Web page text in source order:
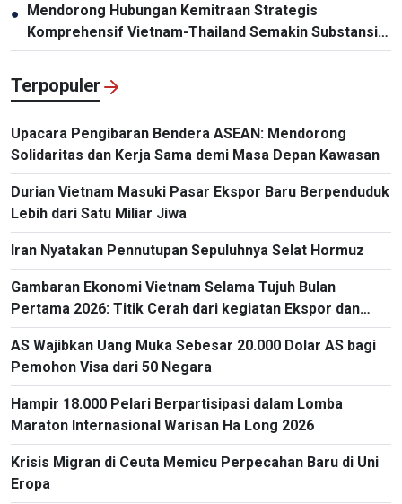
● Mendorong Hubungan Kemitraan Strategis
Komprehensif Vietnam-Thailand Semakin Substansial
dan Efektif
Terpopuler
Upacara Pengibaran Bendera ASEAN: Mendorong
Solidaritas dan Kerja Sama demi Masa Depan Kawasan
Durian Vietnam Masuki Pasar Ekspor Baru Berpenduduk
Lebih dari Satu Miliar Jiwa
Iran Nyatakan Pennutupan Sepuluhnya Selat Hormuz
Gambaran Ekonomi Vietnam Selama Tujuh Bulan
Pertama 2026: Titik Cerah dari kegiatan Ekspor dan
Impor
AS Wajibkan Uang Muka Sebesar 20.000 Dolar AS bagi
Pemohon Visa dari 50 Negara
Hampir 18.000 Pelari Berpartisipasi dalam Lomba
Maraton Internasional Warisan Ha Long 2026
Krisis Migran di Ceuta Memicu Perpecahan Baru di Uni
Eropa